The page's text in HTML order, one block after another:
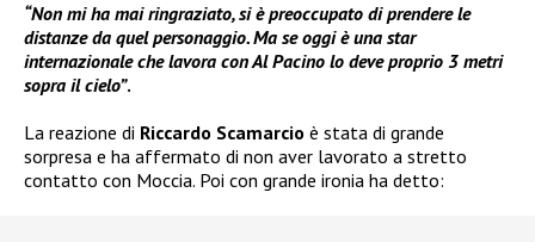
“Non mi ha mai ringraziato, si è preoccupato di prendere le
distanze da quel personaggio. Ma se oggi è una star
internazionale che lavora con Al Pacino lo deve proprio 3 metri
sopra il cielo”.
La reazione di Riccardo Scamarcio è stata di grande
sorpresa e ha affermato di non aver lavorato a stretto
contatto con Moccia. Poi con grande ironia ha detto: